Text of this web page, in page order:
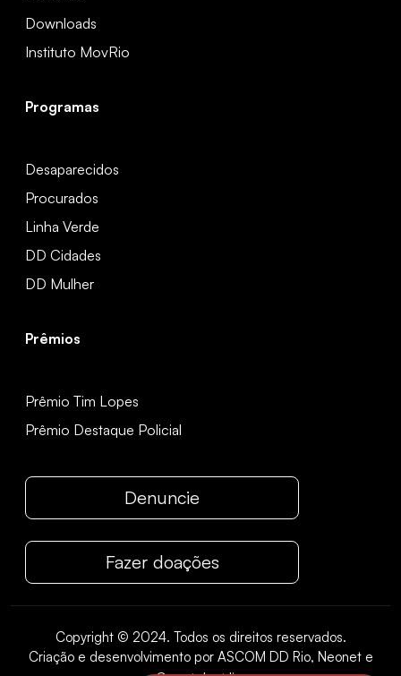
Downloads
Instituto MovRio
Programas
Desaparecidos
Procurados
Linha Verde
DD Cidades
DD Mulher
Prêmios
Prêmio Tim Lopes
Prêmio Destaque Policial
Denuncie
Fazer doações
Copyright © 2024. Todos os direitos reservados.
Criação e desenvolvimento por ASCOM DD Rio, Neonet e